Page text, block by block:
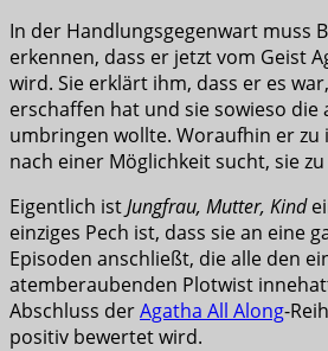
In der Handlungsgegenwart muss
erkennen, dass er jetzt vom Geist
wird. Sie erklärt ihm, dass er es
erschaffen hat und sie sowieso die
umbringen wollte. Woraufhin er
nach einer Möglichkeit sucht, sie
Eigentlich istJungfrau, Mutter, Kind
einziges Pech ist, dass sie an eine
Episoden anschließt, die alle den
atemberaubenden Plotwist
Abschluss derAgatha All Along-
positiv bewertet wird.